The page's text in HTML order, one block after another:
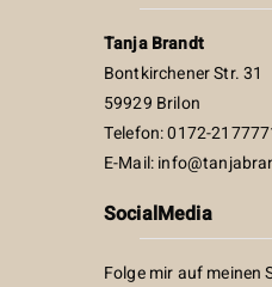
Tanja Brandt
Bontkirchener Str. 31
59929 Brilon
Telefon: 0172-
E-Mail:
SocialMedia
Folge mir auf meinen